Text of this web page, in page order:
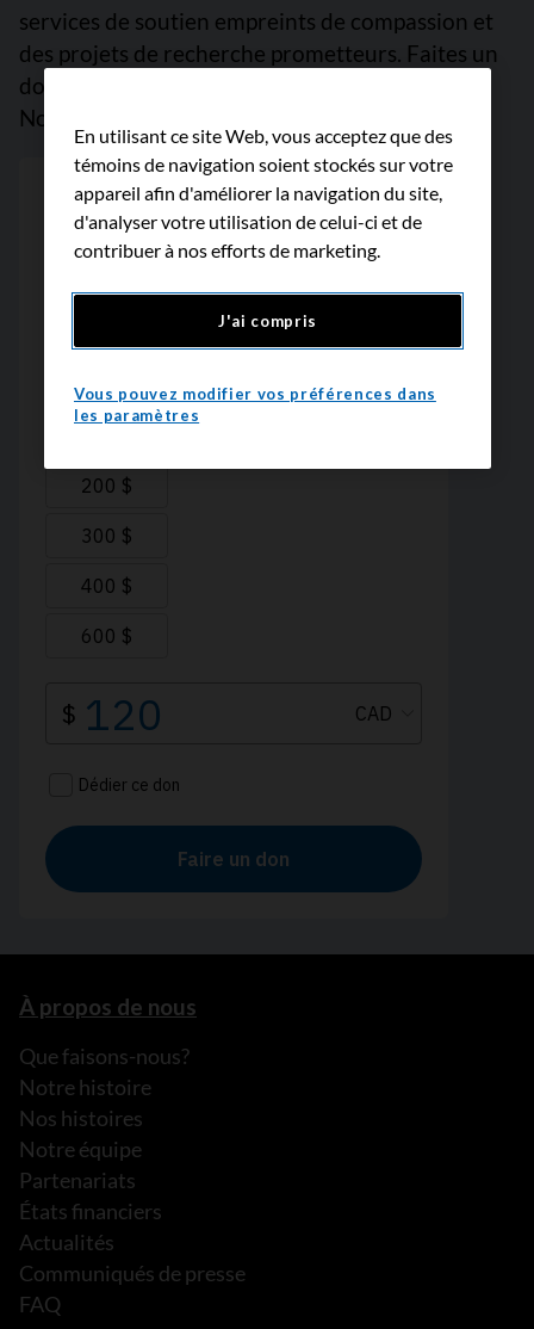
services de soutien empreints de compassion et
des projets de recherche prometteurs. Faites un
don dès maintenant, car chaque dollar compte.
Nous vous remercions.
À propos de nous
Que faisons-nous?
Notre histoire
Nos histoires
Notre équipe
Partenariats
États financiers
Actualités
Communiqués de presse
FAQ
En utilisant ce site Web, vous acceptez que des
témoins de navigation soient stockés sur votre
appareil afin d'améliorer la navigation du site,
d'analyser votre utilisation de celui-ci et de
contribuer à nos efforts de marketing.
J'ai compris
Vous pouvez modifier vos préférences dans
les paramètres